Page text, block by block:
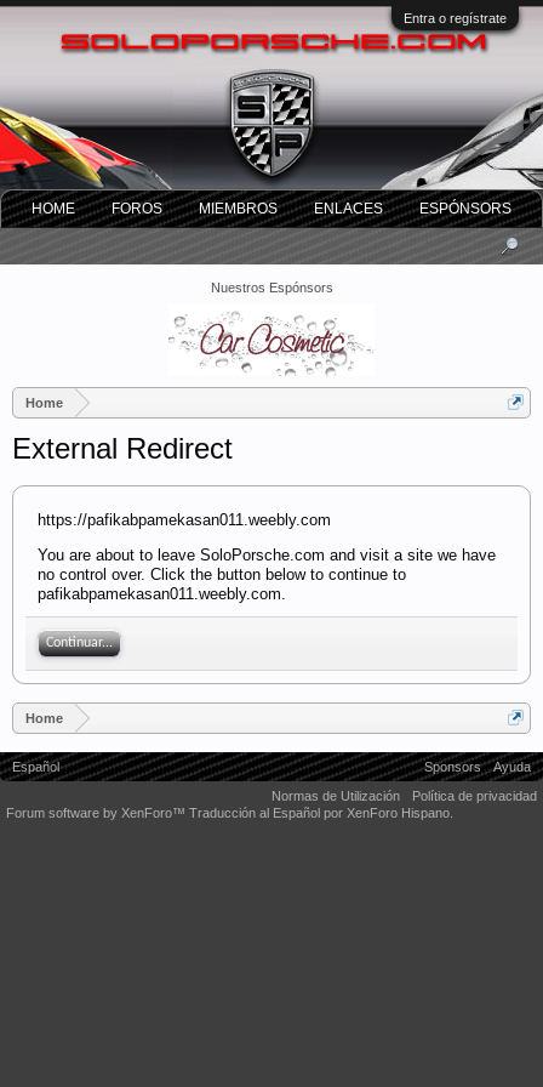
Entra o regístrate
Nuestros Espónsors
Home
External Redirect
https://pafikabpamekasan011.weebly.com
You are about to leave SoloPorsche.com and visit a site we have
no control over. Click the button below to continue to
pafikabpamekasan011.weebly.com.
Continuar...
Home
HOME FOROS MIEMBROS ENLACES ESPÓNSORS
Español Sponsors
Ayuda
Normas de Utilización
Política de privacidad
Forum software by XenForo™ Traducción al Español por XenForo Hispano.